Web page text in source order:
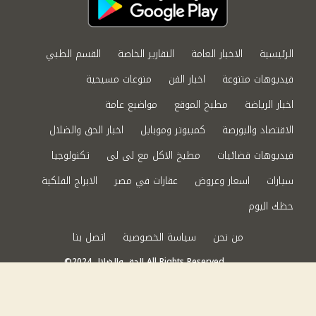
الرئيسية الاخبار العامة التقارير الخاصة
القسم الطبي
فيديوهات متنوعة
اخبار الفن
منوعات مسيحية
اخبار الرياضة
مطبخ الموقع
مواضيع عامة
الاقتصاد والبورصة
كمبيوتر وموبايل
اخبار الحق والضلال
فيديوهات فضائيات
مطبخ الاكل مع لى لى
تكنولوجيا
سيارات
اسعار وعروض عقارات في مصر
الابراج الفلكية
حظك اليوم
من نحن
سياسة الخصوصية اتصل بنا
©2024 الحق والضلال All Rights Reserved.